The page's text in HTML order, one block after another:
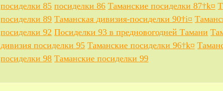
посиделки 85 посиделки 86 Таманские посиделки 87†k¤
посиделки 89 Таманская дивизия-посиделки 90†i¤
посиделки 92 Посиделки 93 в предновогодней Тамани
дивизия посиделки 95 Таманские посиделки 96†k¤
посиделки 98 Таманские посиделки 99